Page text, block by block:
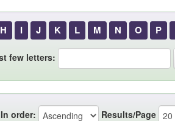
H I J K L M N O P
few letters:
In order: Results/Page